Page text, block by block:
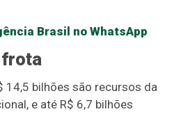
Brasil no WhatsApp
frota
14,5 bilhões são recursos da
e até R$ 6,7 bilhões